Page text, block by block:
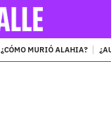
¿CÓMO MURIÓ ALAHIA?